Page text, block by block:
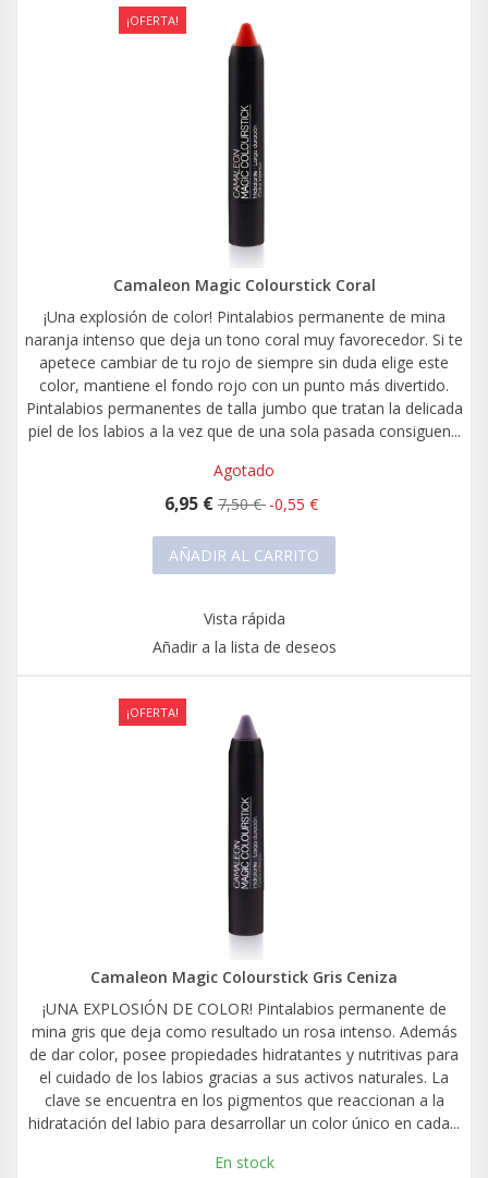
¡OFERTA!
Camaleon Magic Colourstick Coral
¡Una explosión de color! Pintalabios permanente de mina
naranja intenso que deja un tono coral muy favorecedor. Si te
apetece cambiar de tu rojo de siempre sin duda elige este
color, mantiene el fondo rojo con un punto más divertido.
Pintalabios permanentes de talla jumbo que tratan la delicada
piel de los labios a la vez que de una sola pasada consiguen...
Agotado
6,95 € 7,50 € -0,55 €
AÑADIR AL CARRITO
Vista rápida
Añadir a la lista de deseos
¡OFERTA!
Camaleon Magic Colourstick Gris Ceniza
¡UNA EXPLOSIÓN DE COLOR! Pintalabios permanente de
mina gris que deja como resultado un rosa intenso. Además
de dar color, posee propiedades hidratantes y nutritivas para
el cuidado de los labios gracias a sus activos naturales. La
clave se encuentra en los pigmentos que reaccionan a la
hidratación del labio para desarrollar un color único en cada...
En stock